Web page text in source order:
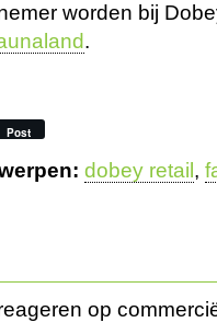
worden bij
.
Post
dobey retail ,
op